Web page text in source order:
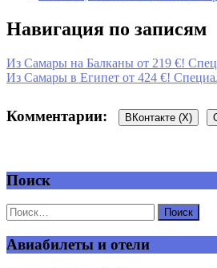
Навигация по записям
Из Самары на Балканы от 219 €!
Из Самары в Египет от 424 €!
Комментарии: ВКонтакте (X)
Добавить комментарий
Ваш адрес email не будет опубликован.
Поиск
Авиабилеты и отели